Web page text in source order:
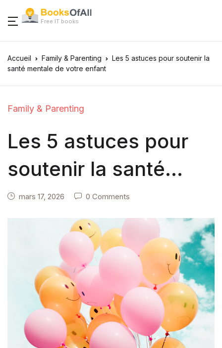
Free IT books
Accueil Family & Parenting
Les 5 astuces pour soutenir la
santé mentale de votre enfant
Family & Parenting
Les 5 astuces pour
soutenir la santé
mentale de votre
enfant
mars 17, 2026 0 Comments